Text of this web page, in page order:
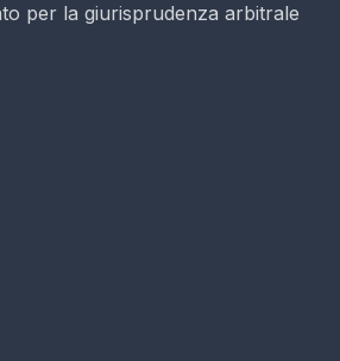
per la giurisprudenza arbitrale